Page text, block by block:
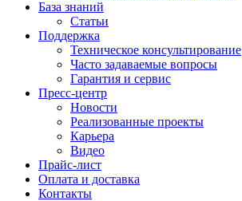
База знаний
Статьи
Поддержка
Техническое консультирование
Часто задаваемые вопросы
Гарантия и сервис
Пресс-центр
Новости
Реализованные проекты
Карьера
Видео
Прайс-лист
Оплата и доставка
Контакты